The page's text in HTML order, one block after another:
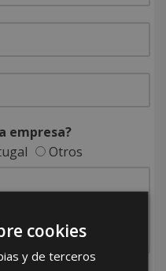
empresa?
Otros
cookies
y de terceros